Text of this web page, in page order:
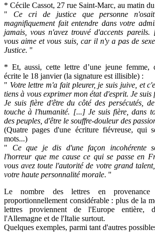
* Cécile Cassot, 27 rue Saint-Marc, au matin
" Ce cri de justice que personne
magnifiquement fait entendre dans votre
jamais, vous n'avez trouvé d'accents
vous aime et vous suis, car il n'y a pas de
Justice. "
* Et, aussi, cette lettre d’une jeune femme,
écrite le 18 janvier (la signature est illisible) :
" Votre lettre m'a fait pleurer, je suis juive, et
tiens à vous exprimer mon état d'esprit. Je
Je suis fière d'être du côté des persécutés,
touche à l'humanité. [...] Je suis fière, dans
des peuples, d'être le souffre-douleur des
(Quatre pages d'une écriture fiévreuse, qui
mots...)
" Ce que je dis d'une façon incohérente
l'horreur que me cause ce qui se passe en
vous avez toute l'autorité de votre grand
votre haute personnalité morale. "
Le nombre des lettres en
proportionnellement considérable : plus de la
lettres proviennent de l'Europe entière,
l'Allemagne et de l'Italie surtout.
Quelques exemples, parmi tant d'autres